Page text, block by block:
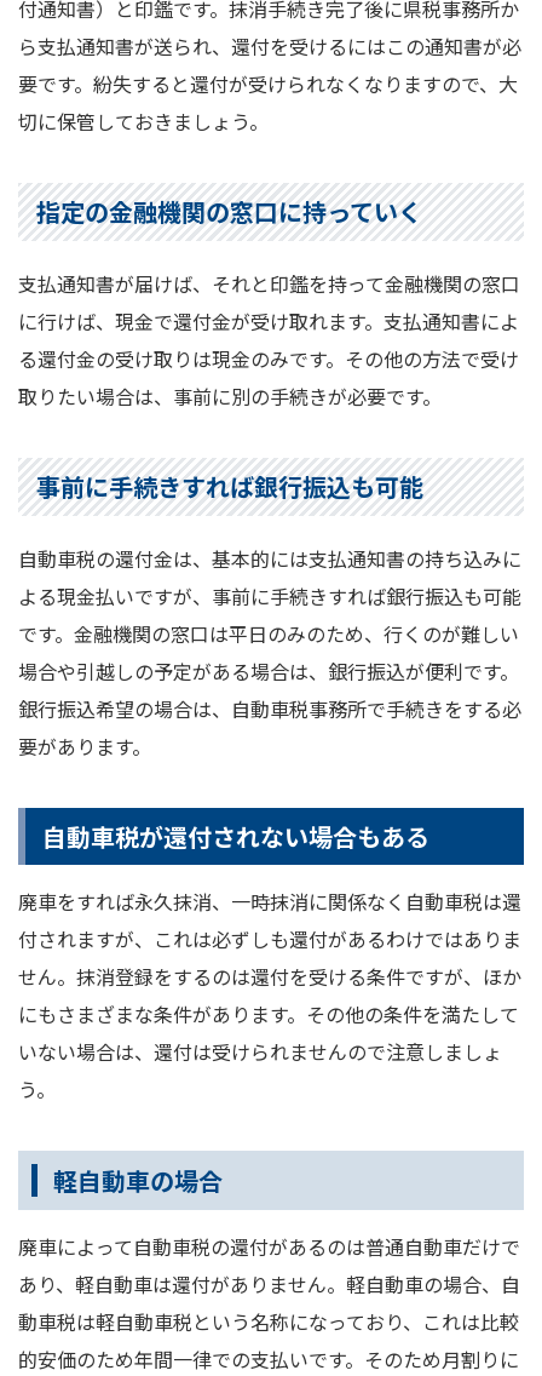
付通知書）と印鑑です。抹消手続き完了後に県税事務所か
ら支払通知書が送られ、還付を受けるにはこの通知書が必
要です。紛失すると還付が受けられなくなりますので、大
切に保管しておきましょう。
指定の金融機関の窓口に持っていく
支払通知書が届けば、それと印鑑を持って金融機関の窓口
に行けば、現金で還付金が受け取れます。支払通知書によ
る還付金の受け取りは現金のみです。その他の方法で受け
取りたい場合は、事前に別の手続きが必要です。
事前に手続きすれば銀行振込も可能
自動車税の還付金は、基本的には支払通知書の持ち込みに
よる現金払いですが、事前に手続きすれば銀行振込も可能
です。金融機関の窓口は平日のみのため、行くのが難しい
場合や引越しの予定がある場合は、銀行振込が便利です。
銀行振込希望の場合は、自動車税事務所で手続きをする必
要があります。
自動車税が還付されない場合もある
廃車をすれば永久抹消、一時抹消に関係なく自動車税は還
付されますが、これは必ずしも還付があるわけではありま
せん。抹消登録をするのは還付を受ける条件ですが、ほか
にもさまざまな条件があります。その他の条件を満たして
いない場合は、還付は受けられませんので注意しましょ
う。
軽自動車の場合
廃車によって自動車税の還付があるのは普通自動車だけで
あり、軽自動車は還付がありません。軽自動車の場合、自
動車税は軽自動車税という名称になっており、これは比較
的安価のため年間一律での支払いです。そのため月割りに